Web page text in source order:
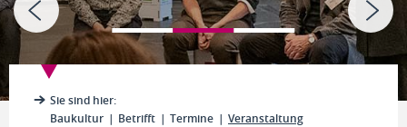
Sie sind hier:
Baukultur
Betrifft Termine Veranstaltung